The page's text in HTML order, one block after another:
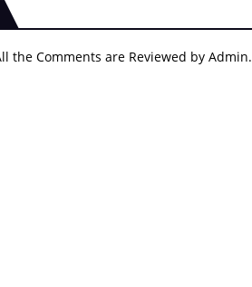
the Comments are Reviewed by Admin.